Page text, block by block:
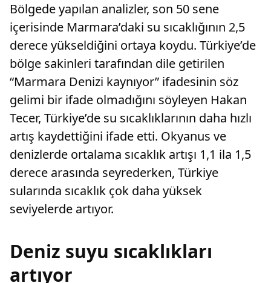
Bölgede yapılan analizler, son 50 sene
içerisinde Marmara’daki su sıcaklığının 2,5
derece yükseldiğini ortaya koydu. Türkiye’de
bölge sakinleri tarafından dile getirilen
“Marmara Denizi kaynıyor” ifadesinin söz
gelimi bir ifade olmadığını söyleyen Hakan
Tecer, Türkiye’de su sıcaklıklarının daha hızlı
artış kaydettiğini ifade etti. Okyanus ve
denizlerde ortalama sıcaklık artışı 1,1 ila 1,5
derece arasında seyrederken, Türkiye
sularında sıcaklık çok daha yüksek
seviyelerde artıyor.
Deniz suyu sıcaklıkları
artıyor